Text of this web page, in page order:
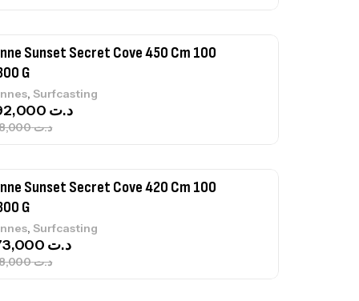
Sunset Secret Cove 420 Cm 100
G
, Surfcasting
د.ت748,000
د.ت 673,000
Jigging Sunset Massive Attack
120/250gr 30kg
, Jigging
د.ت379,000
د.ت340,000